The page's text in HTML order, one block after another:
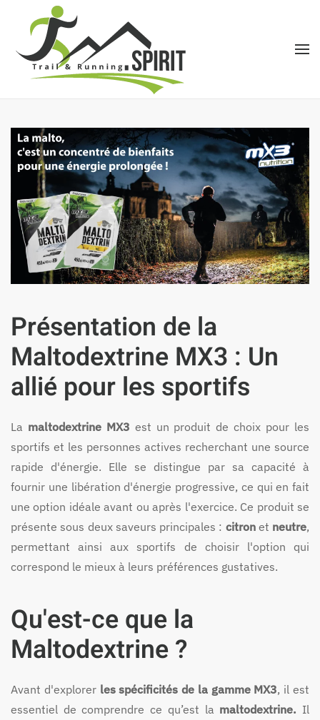
Accéder au contenu principal
Présentation de la
Maltodextrine MX3 : Un
allié pour les sportifs
La maltodextrine MX3 est un produit de choix pour les
sportifs et les personnes actives recherchant une source
rapide d'énergie. Elle se distingue par sa capacité à
fournir une libération d'énergie progressive, ce qui en fait
une option idéale avant ou après l'exercice. Ce produit se
présente sous deux saveurs principales : citronet neutre,
permettant ainsi aux sportifs de choisir l'option qui
correspond le mieux à leurs préférences gustatives.
Qu'est-ce que la
Maltodextrine ?
Avant d'explorer les spécificités de la gamme MX3, il est
essentiel de comprendre ce qu’est la maltodextrine. Il